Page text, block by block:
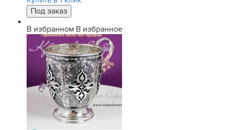
В избранном В избранное